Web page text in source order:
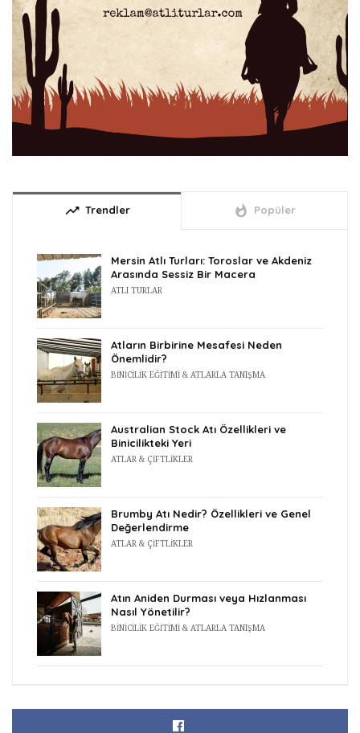
trending_up Trendler whatshot Popüler
Mersin Atlı Turları: Toroslar ve Akdeniz
Arasında Sessiz Bir Macera
ATLI TURLAR
Atların Birbirine Mesafesi Neden
Önemlidir?
BINICILIK EĞITIMI & ATLARLA TANIŞMA
Australian Stock Atı Özellikleri ve
Binicilikteki Yeri
ATLAR & ÇIFTLIKLER
Brumby Atı Nedir? Özellikleri ve Genel
Değerlendirme
ATLAR & ÇIFTLIKLER
Atın Aniden Durması veya Hızlanması
Nasıl Yönetilir?
BINICILIK EĞITIMI & ATLARLA TANIŞMA